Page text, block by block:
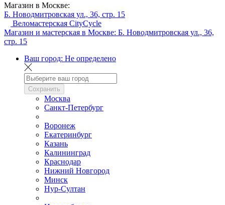
Магазин в Москве:
Б. Новодмитровская ул., 36, стр. 15
Веломастерская CityCycle
Магазин и мастерская в Москве: Б. Новодмитровская ул., 36,
стр. 15
Ваш город: Не определено
Сохранить
Москва
Санкт-Петербург
Воронеж
Екатеринбург
Казань
Калининград
Краснодар
Нижний Новгород
Минск
Нур-Султан